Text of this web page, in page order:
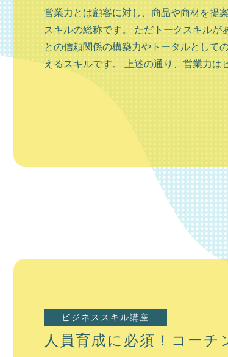
営業力とは顧客に対し、商品や商材を提
スキルの総称です。 ただトークスキルが
との信頼関係の構築力やトータルとして
えるスキルです。 上述の通り、営業力は
ビジネススキル講座
人員育成に必須！コーチ